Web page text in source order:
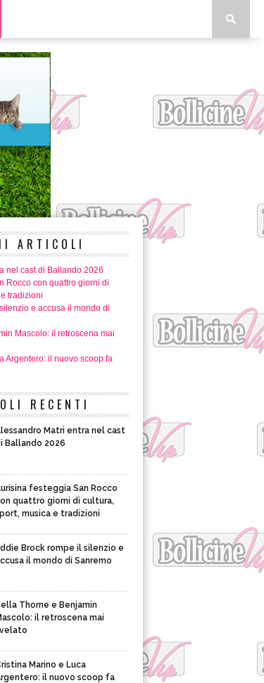
ARTICOLI
nel cast di Ballando 2026
Rocco con quattro giorni di
tradizioni
e accusa il mondo di
Mascolo: il retroscena mai
Argentero: il nuovo scoop fa
RECENTI
Matri entra nel cast
Ballando 2026
festeggia San Rocco
quattro giorni di cultura,
musica e tradizioni
Brock rompe il silenzio e
il mondo di Sanremo
Thorne e Benjamin
il retroscena mai
Marino e Luca
il nuovo scoop fa